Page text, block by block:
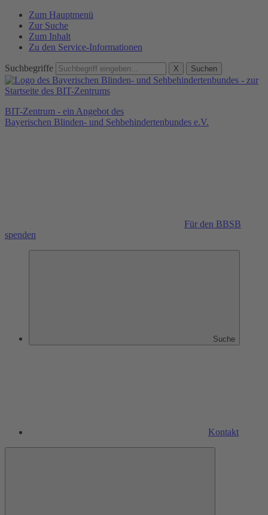
Zum Hauptmenü
Zur Suche
Zum Inhalt
Zu den Service-Informationen
Suchbegriffe X Suchen
BIT-Zentrum - ein Angebot des
Bayerischen Blinden- und Sehbehindertenbundes e.V.
Für den BBSB
spenden
Suche
Kontakt